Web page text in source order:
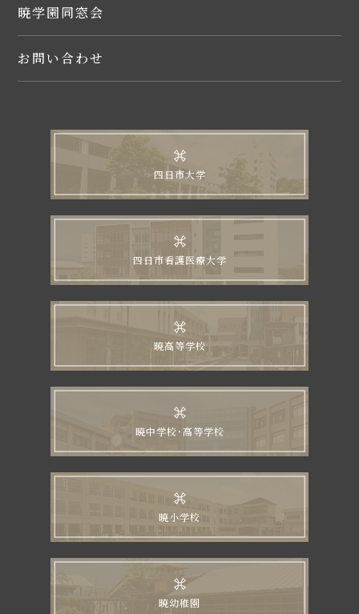
暁学園同窓会
お問い合わせ
四日市大学
四日市看護医療大学
暁高等学校
暁中学校・高等学校
暁小学校
暁幼稚園